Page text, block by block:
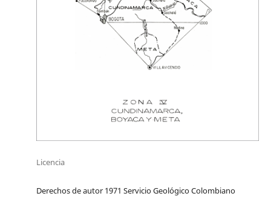
Licencia
Derechos de autor 1971 Servicio Geológico Colombiano